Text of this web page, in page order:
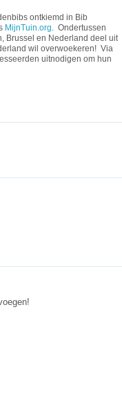
ontkiemd in Bib
MijnTuin.org. Ondertussen
Brussel en Nederland deel uit
wil overwoekeren! Via
uitnodigen om hun